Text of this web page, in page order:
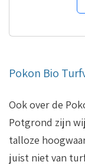
Pokon Bio
Ook over de
Potgrond zijn
talloze
juist niet van